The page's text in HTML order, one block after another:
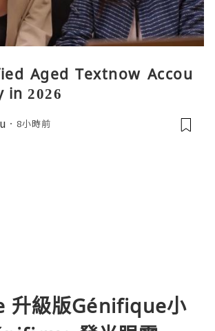
Aged Textnow Accou
in 2026
8小時前
升級版Génifique小